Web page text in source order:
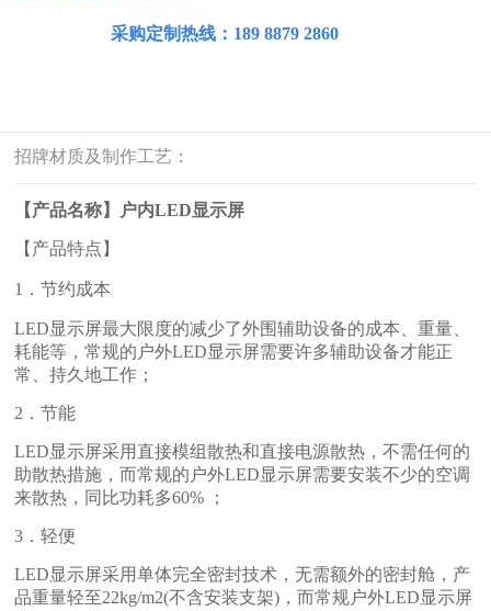
采购定制热线 ： 189 8879 2860
招牌材质及制作工艺：
【产品名称】 户内LED显示屏
【产品特点】
1 ．节约成本
LED显示屏最大限度的减少了外围辅助设备的成本、重量、
耗能等，常规的户外LED显示屏需要许多辅助设备才能正
常、持久地工作；
2 ．节能
LED显示屏采用直接模组散热和直接电源散热，不需任何的
助散热措施，而常规的户外LED显示屏需要安装不少的空调
来散热，同比功耗多60% ；
3 ．轻便
LED显示屏采用单体完全密封技术，无需额外的密封舱，产
品重量轻至22kg/m2(不含安装支架) ，而常规户外LED显示屏